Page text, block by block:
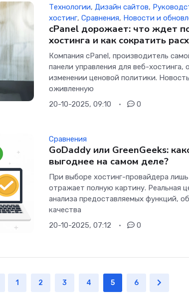
Технологии,Дизайн сайтов,
хостинг,Сравнения, Новости и
cPanel дорожает: что ждет
хостинга и как сократить
Компания cPanel, производитель
панели управления для веб-хостинга,
изменении ценовой политики.
оживленную
20-10-2025, 09:10
0
Сравнения
GoDaddy или GreenGeeks:
выгоднее на самом деле?
При выборе хостинг-провайдера
отражает полную картину. Реальная
анализа предоставляемых функций,
качества
20-10-2025, 07:12
0
1 2 3 4 5 6